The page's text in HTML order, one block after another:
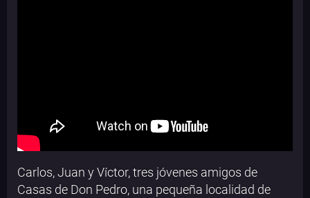
Carlos, Juan y Víctor, tres jóvenes amigos de
Casas de Don Pedro, una pequeña localidad de